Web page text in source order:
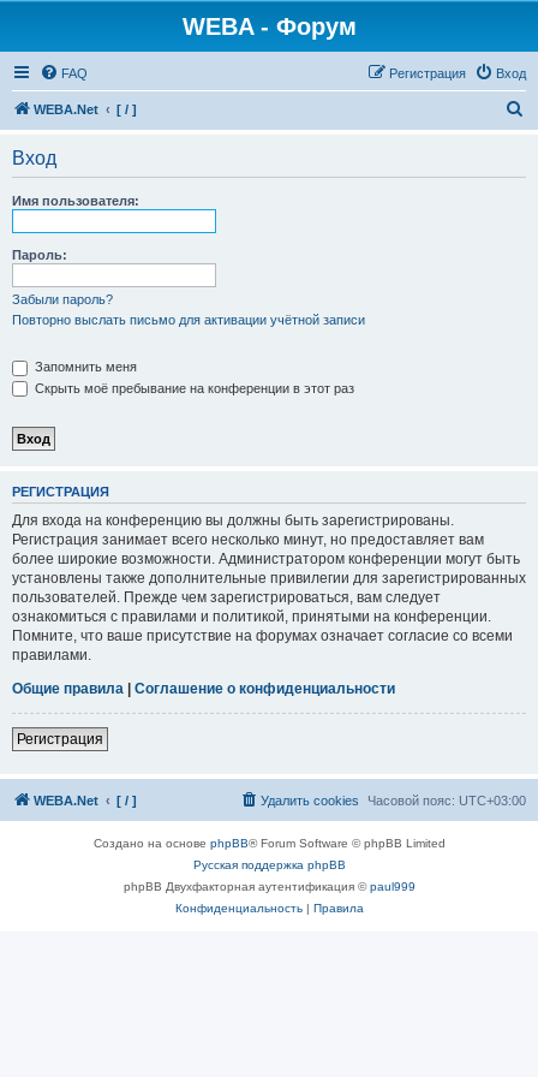
WEBA - Форум
FAQ Вход
Регистрация
WEBA.Net [ / ]
Вход
Имя пользователя:
Пароль:
Забыли пароль?
Повторно выслать письмо для активации учётной записи
Запомнить меня
Скрыть моё пребывание на конференции в этот раз
РЕГИСТРАЦИЯ
Для входа на конференцию вы должны быть зарегистрированы.
Регистрация занимает всего несколько минут, но предоставляет вам
более широкие возможности. Администратором конференции могут быть
установлены также дополнительные привилегии для зарегистрированных
пользователей. Прежде чем зарегистрироваться, вам следует
ознакомиться с правилами и политикой, принятыми на конференции.
Помните, что ваше присутствие на форумах означает согласие со всеми
правилами.
Общие правила | Соглашение о конфиденциальности
Регистрация
WEBA.Net [ / ] Часовой пояс: UTC+03:00
Удалить cookies
Создано на основе phpBB® Forum Software © phpBB Limited
Русская поддержка phpBB
phpBB Двухфакторная аутентификация ©paul999
Конфиденциальность| Правила